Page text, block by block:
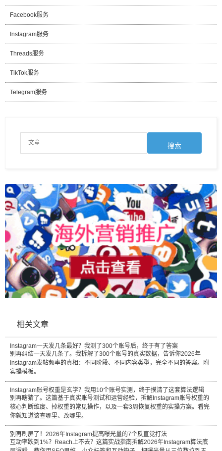
Facebook服务
Instagram服务
Threads服务
TikTok服务
Telegram服务
相关文章
Instagram一天发几条最好？我测了300个账号后，终于有了答案
别再纠结一天发几条了。我拆解了300个账号的真实数据，告诉你2026年
Instagram发帖频率的真相：不同阶段、不同内容类型，完全不同的答案。附
实操模板。
Instagram账号权重是玄学？我用10个账号实测，终于摸清了这套算法逻辑
别再瞎猜了。这篇基于真实账号测试和运营经验，拆解Instagram账号权重的
核心判断维度、掉权重的常见操作，以及一套3周恢复权重的实操方案。看完
你就知道该查哪里、改哪里。
别再刷屏了！2026年Instagram提高曝光量的7个反直觉打法
互动率跌到1%？Reach上不去？这篇实战指南拆解2026年Instagram算法底